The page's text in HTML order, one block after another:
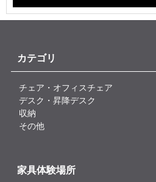
カテゴリ
チェア・オフィスチェア
デスク・昇降デスク
収納
その他
家具体験場所